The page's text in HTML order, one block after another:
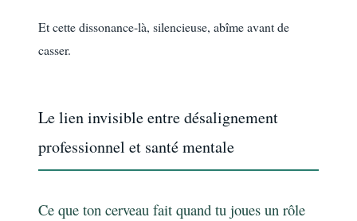
Et cette dissonance-là, silencieuse, abîme avant de
casser.
Le lien invisible entre désalignement
professionnel et santé mentale
Ce que ton cerveau fait quand tu joues un rôle